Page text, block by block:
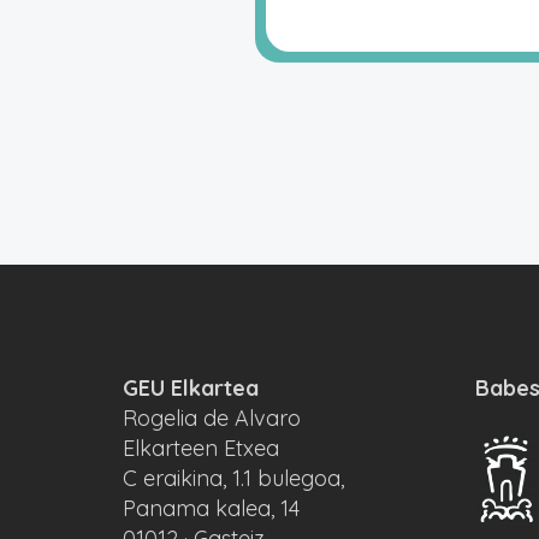
GEU Elkartea
Rogelia de Alvaro
Elkarteen Etxea
C eraikina, 1.1 bulegoa,
Panama kalea, 14